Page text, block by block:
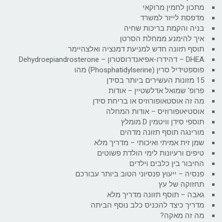
מתכון לחמין מרוקאי
מדפסת לייזר למשרד
בניה והקמת בריכות שחיה
איך להימנע ממחלת הסרטן
תוסף תזונה חדש למניעת דמנציה ואלצהיימר
DHEA – דהידרו-אפיאנדרוסטרון – Dehydroepiandrosterone
פוספטידיל סרין (Phosphatidylserine) מהו
15 מזונות העשירים ביותר בסידן
פרופ' שמואל אדלשטיין – אודות
מה זה אוסטאופורוזיס או בריחת סידן
אוסטיאופורוזיס – אודות המחלה
תוספי סידן וויטמין D מומלץ
מורינגה תוסף תזונה מדהים
שמן זית אמיתי ואיכותי – מדריך מלא
טיפים ורעיונות לימי הולדת פשוטים
החיבור בין כלבים וילדים
פנסיה – ייעוץ פנסיוני הטוב ביותר עבורכם
תחזוקה של עץ
גאבה – תוסף תזונה מדריך מלא
מדריך כיצד להכניס כלב נוסף הביתה
מה זה מאקה?